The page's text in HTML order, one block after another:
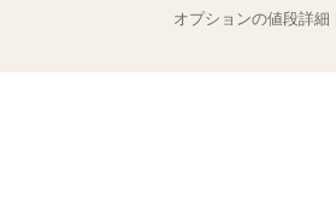
オプションの値段詳細